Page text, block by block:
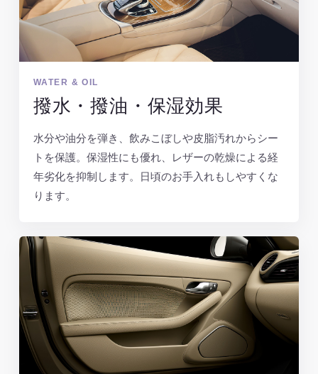
WATER & OIL
撥水・撥油・保湿効果
水分や油分を弾き、飲みこぼしや皮脂汚れからシー
トを保護。保湿性にも優れ、レザーの乾燥による経
年劣化を抑制します。日頃のお手入れもしやすくな
ります。